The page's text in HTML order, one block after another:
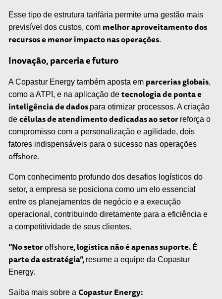
Esse tipo de estrutura tarifária permite uma gestão mais
previsível dos custos, com melhor aproveitamento dos
recursos e menor impacto nas operações.
Inovação, parceria e futuro
A Copastur Energy também aposta em parcerias globais,
como a ATPI, e na aplicação de tecnologia de ponta e
inteligência de dados para otimizar processos. A criação
de células de atendimento dedicadas ao setor reforça o
compromisso com a personalização e agilidade, dois
fatores indispensáveis para o sucesso nas operações
offshore.
Com conhecimento profundo dos desafios logísticos do
setor, a empresa se posiciona como um elo essencial
entre os planejamentos de negócio e a execução
operacional, contribuindo diretamente para a eficiência e
a competitividade de seus clientes.
“No setoroffshore, logística não é apenas suporte. É
parte da estratégia”, resume a equipe da Copastur
Energy.
Saiba mais sobre a Copastur Energy: